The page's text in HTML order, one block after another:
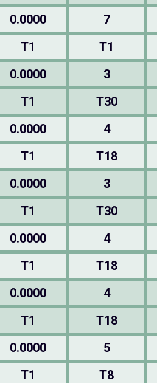
0.0000 7
T1 T1
0.0000 3
T1 T30
0.0000 4
T1 T18
0.0000 3
T1 T30
0.0000 4
T1 T18
0.0000 4
T1 T18
0.0000 5
T1 T8